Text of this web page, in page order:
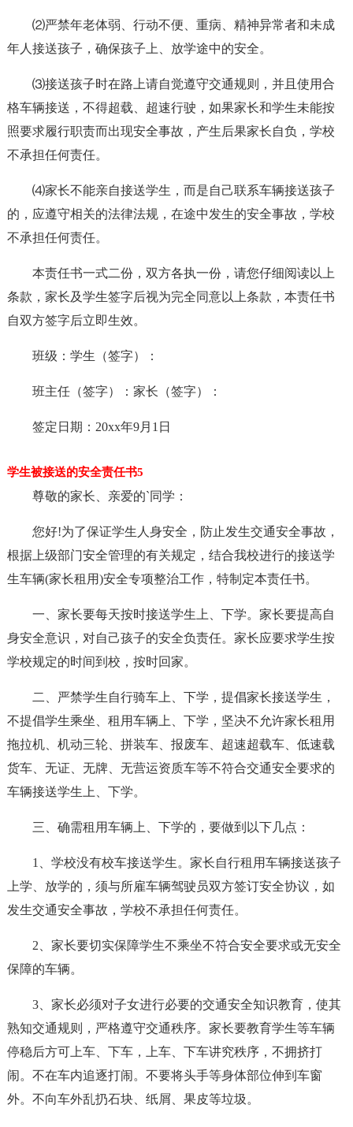
⑵严禁年老体弱、行动不便、重病、精神异常者和未成
年人接送孩子，确保孩子上、放学途中的安全。
⑶接送孩子时在路上请自觉遵守交通规则，并且使用合
格车辆接送，不得超载、超速行驶，如果家长和学生未能按
照要求履行职责而出现安全事故，产生后果家长自负，学校
不承担任何责任。
⑷家长不能亲自接送学生，而是自己联系车辆接送孩子
的，应遵守相关的法律法规，在途中发生的安全事故，学校
不承担任何责任。
本责任书一式二份，双方各执一份，请您仔细阅读以上
条款，家长及学生签字后视为完全同意以上条款，本责任书
自双方签字后立即生效。
班级：学生（签字）：
班主任（签字）：家长（签字）：
签定日期：20xx年9月1日
学生被接送的安全责任书5
尊敬的家长、亲爱的`同学：
您好!为了保证学生人身安全，防止发生交通安全事故，
根据上级部门安全管理的有关规定，结合我校进行的接送学
生车辆(家长租用)安全专项整治工作，特制定本责任书。
一、家长要每天按时接送学生上、下学。家长要提高自
身安全意识，对自己孩子的安全负责任。家长应要求学生按
学校规定的时间到校，按时回家。
二、严禁学生自行骑车上、下学，提倡家长接送学生，
不提倡学生乘坐、租用车辆上、下学，坚决不允许家长租用
拖拉机、机动三轮、拼装车、报废车、超速超载车、低速载
货车、无证、无牌、无营运资质车等不符合交通安全要求的
车辆接送学生上、下学。
三、确需租用车辆上、下学的，要做到以下几点：
1、学校没有校车接送学生。家长自行租用车辆接送孩子
上学、放学的，须与所雇车辆驾驶员双方签订安全协议，如
发生交通安全事故，学校不承担任何责任。
2、家长要切实保障学生不乘坐不符合安全要求或无安全
保障的车辆。
3、家长必须对子女进行必要的交通安全知识教育，使其
熟知交通规则，严格遵守交通秩序。家长要教育学生等车辆
停稳后方可上车、下车，上车、下车讲究秩序，不拥挤打
闹。不在车内追逐打闹。不要将头手等身体部位伸到车窗
外。不向车外乱扔石块、纸屑、果皮等垃圾。